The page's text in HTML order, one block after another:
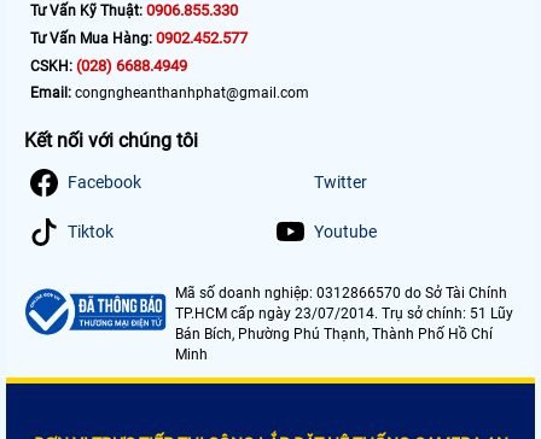
Tư Vấn Kỹ Thuật: 0906.855.330
Tư Vấn Mua Hàng: 0902.452.577
CSKH: (028) 6688.4949
Email: congngheanthanhphat@gmail.com
Kết nối với chúng tôi
Facebook Twitter
Tiktok Youtube
Mã số doanh nghiệp: 0312866570 do Sở Tài Chính
TP.HCM cấp ngày 23/07/2014. Trụ sở chính: 51 Lũy
Bán Bích, Phường Phú Thạnh, Thành Phố Hồ Chí
Minh